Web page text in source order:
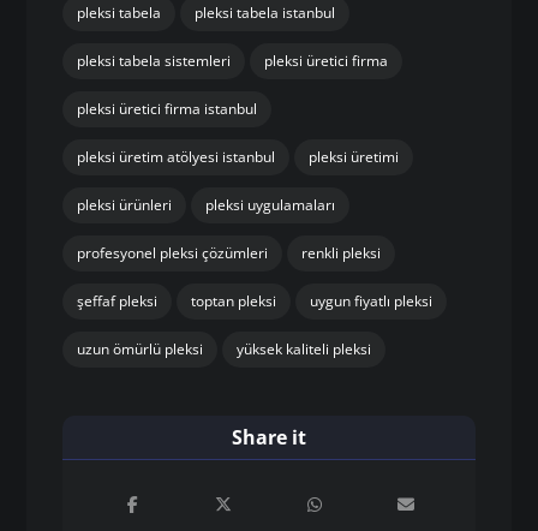
pleksi tabela pleksi tabela istanbul
pleksi tabela sistemleri pleksi üretici firma
pleksi üretici firma istanbul
pleksi üretim atölyesi istanbul pleksi üretimi
pleksi ürünleri pleksi uygulamaları
profesyonel pleksi çözümleri renkli pleksi
şeffaf pleksi toptan pleksi uygun fiyatlı pleksi
uzun ömürlü pleksi yüksek kaliteli pleksi